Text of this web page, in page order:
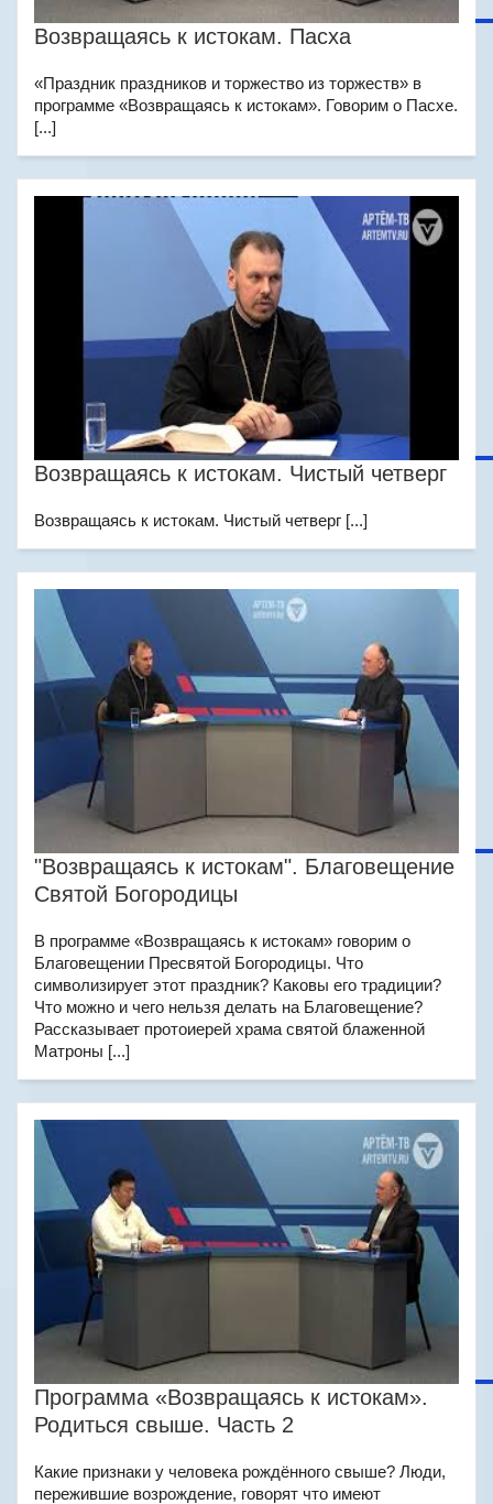
Возвращаясь к истокам. Пасха
«Праздник праздников и торжество из торжеств» в
программе «Возвращаясь к истокам». Говорим о Пасхе.
[...]
Возвращаясь к истокам. Чистый четверг
Возвращаясь к истокам. Чистый четверг [...]
"Возвращаясь к истокам". Благовещение
Святой Богородицы
В программе «Возвращаясь к истокам» говорим о
Благовещении Пресвятой Богородицы. Что
символизирует этот праздник? Каковы его традиции?
Что можно и чего нельзя делать на Благовещение?
Рассказывает протоиерей храма святой блаженной
Матроны [...]
Программа «Возвращаясь к истокам».
Родиться свыше. Часть 2
Какие признаки у человека рождённого свыше? Люди,
пережившие возрождение, говорят что имеют